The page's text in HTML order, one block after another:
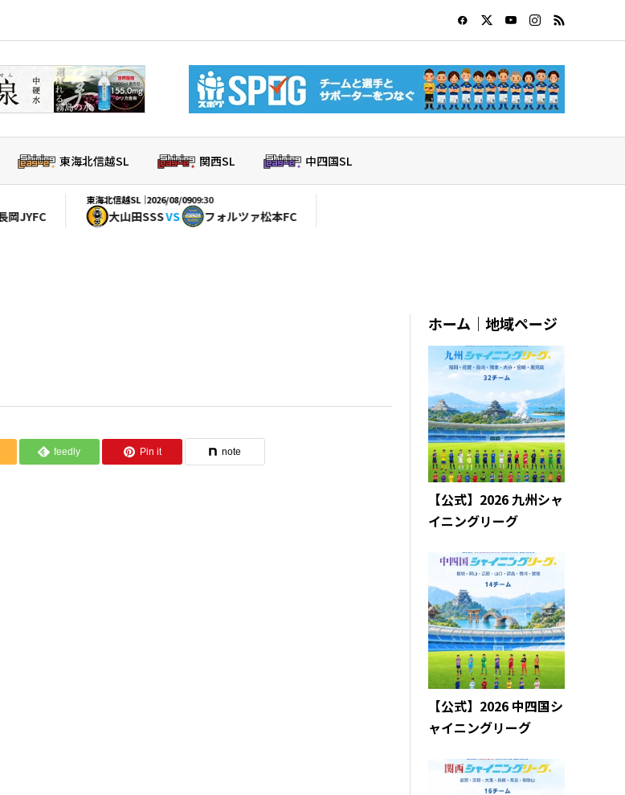
東海北信越SL 関西SL 中四国SL
東海北信越SL｜2026/08/0909:30
大山田SSSVS フォルツァ松本FC
feedly Pin it note
ホーム｜地域ページ
【公式】2026 九州シャ
イニングリーグ
【公式】2026 中四国シ
ャイニングリーグ